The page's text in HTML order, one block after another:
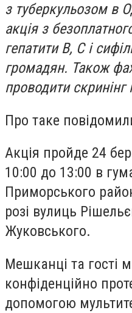
з туберкульозом в
акція з
гепатити В, С і
громадян. Також
проводити скринінг
Про таке
Акція пройде 24
10:00 до 13:00 в
Приморського
розі вулиць
Жуковського.
Мешканці та гості
конфіденційно
допомогою